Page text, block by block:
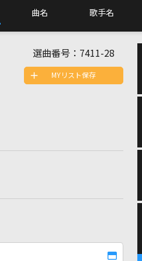
曲名 歌手名
選曲番号： 7411-28
MYリスト保存